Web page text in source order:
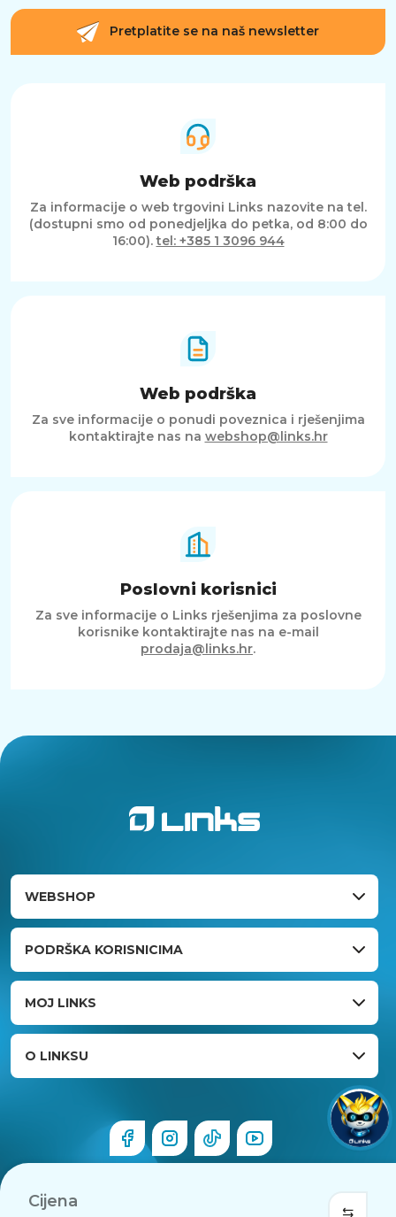
Cijena
Pretplatite se na naš newsletter
Web podrška
Za informacije o web trgovini Links nazovite na tel.
(dostupni smo od ponedjeljka do petka, od 8:00 do
16:00).tel: +385 1 3096 944
Web podrška
Za sve informacije o ponudi poveznica i rješenjima
kontaktirajte nas na webshop@links.hr
Poslovni korisnici
Za sve informacije o Links rješenjima za poslovne
korisnike kontaktirajte nas na e-mail
prodaja@links.hr.
WEBSHOP
PODRŠKA KORISNICIMA
MOJ LINKS
O LINKSU